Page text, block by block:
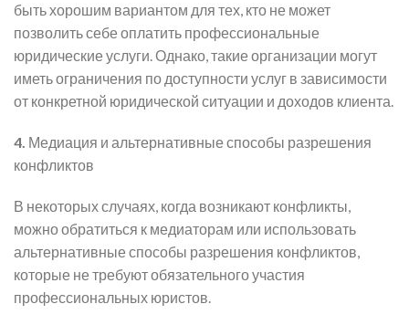
быть хорошим вариантом для тех, кто не может
позволить себе оплатить профессиональные
юридические услуги. Однако, такие организации могут
иметь ограничения по доступности услуг в зависимости
от конкретной юридической ситуации и доходов клиента.
4. Медиация и альтернативные способы разрешения
конфликтов
В некоторых случаях, когда возникают конфликты,
можно обратиться к медиаторам или использовать
альтернативные способы разрешения конфликтов,
которые не требуют обязательного участия
профессиональных юристов.